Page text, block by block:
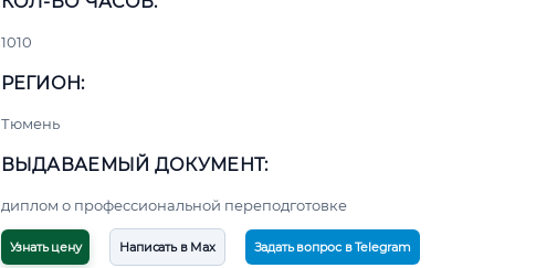
1010
РЕГИОН:
Тюмень
ВЫДАВАЕМЫЙ ДОКУМЕНТ:
диплом о профессиональной переподготовке
Узнать цену Написать в Max Задать вопрос в Telegram